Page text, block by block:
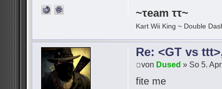
~τeam ττ~
Kart Wii King ~ Double
Re: <GT vs
von Dused » So 5.
fite me